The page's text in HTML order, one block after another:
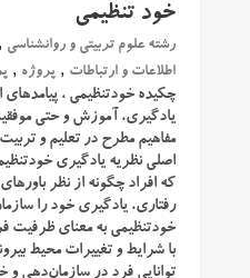
خود تنظیمی
رشته علوم تربیتی و روانشناسی
اطلاعات و ارتباطات , پروژه ,
چکیده خودتنظیمی ،
یادگیری، آموزش و حتی
مفاهیم مطرح در تعلیم و
اصلی نظریه یادگیری
که افراد چگونه از نظر
رفتاری، یادگیری خود را
خودتنظیمی ‌به معنای ظرفیت
با شرایط و تغییرات محیط
توانایی فرد در سازمان‌دهی